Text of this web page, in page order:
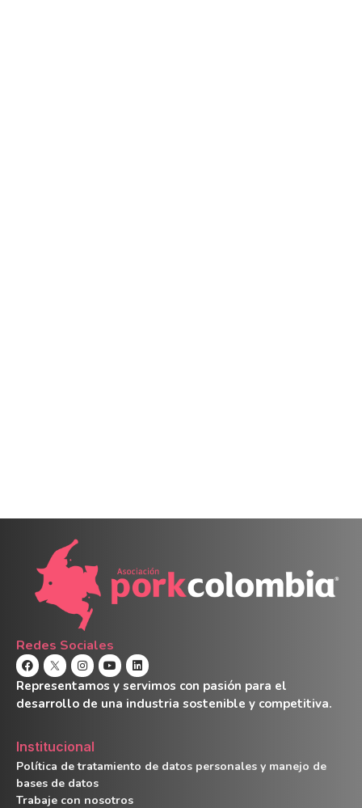
Redes Sociales
Representamos y servimos con pasión para el
desarrollo de una industria sostenible y competitiva.
Institucional
Política de tratamiento de datos personales y manejo de
bases de datos
Trabaje con nosotros